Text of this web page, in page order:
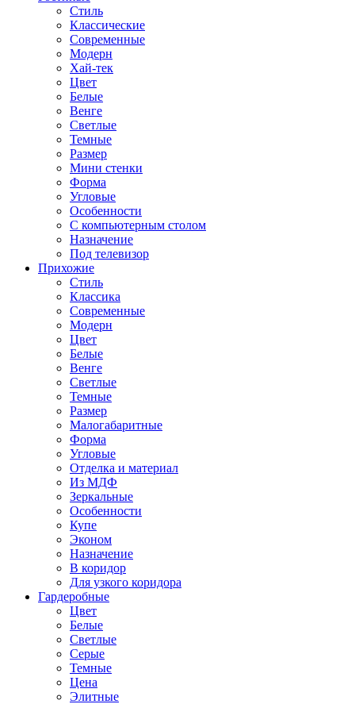
Стиль
Классические
Современные
Модерн
Хай-тек
Цвет
Белые
Венге
Светлые
Темные
Размер
Мини стенки
Форма
Угловые
Особенности
С компьютерным столом
Назначение
Под телевизор
Прихожие
Стиль
Классика
Современные
Модерн
Цвет
Белые
Венге
Светлые
Темные
Размер
Малогабаритные
Форма
Угловые
Отделка и материал
Из МДФ
Зеркальные
Особенности
Купе
Эконом
Назначение
В коридор
Для узкого коридора
Гардеробные
Цвет
Белые
Светлые
Серые
Темные
Цена
Элитные